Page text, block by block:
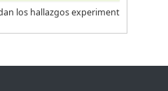
los hallazgos experiment